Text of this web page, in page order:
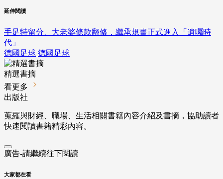
延伸閱讀
手足特留分、大老婆條款翻修，繼承規畫正式進入「遺囑時
代」
德國足球 德國足球
精選書摘
看更多
出版社
蒐羅與財經、職場、生活相關書籍內容介紹及書摘，協助讀者
快速閱讀書籍精彩內容。
廣告-請繼續往下閱讀
大家都在看